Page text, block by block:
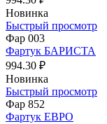
Новинка
Быстрый просмотр
Фар 003
Фартук БАРИСТА
994.30 ₽
Новинка
Быстрый просмотр
Фар 852
Фартук ЕВРО